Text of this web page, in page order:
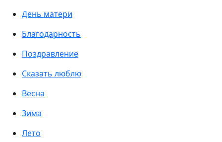
День матери
Благодарность
Поздравление
Сказать люблю
Весна
Зима
Лето